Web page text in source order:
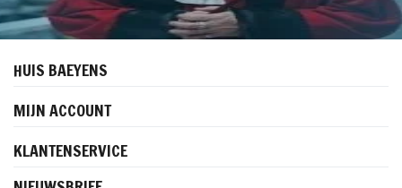
HUIS BAEYENS
MIJN ACCOUNT
KLANTENSERVICE